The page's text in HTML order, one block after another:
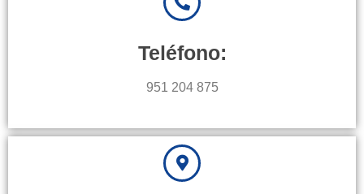
Teléfono:
951 204 875